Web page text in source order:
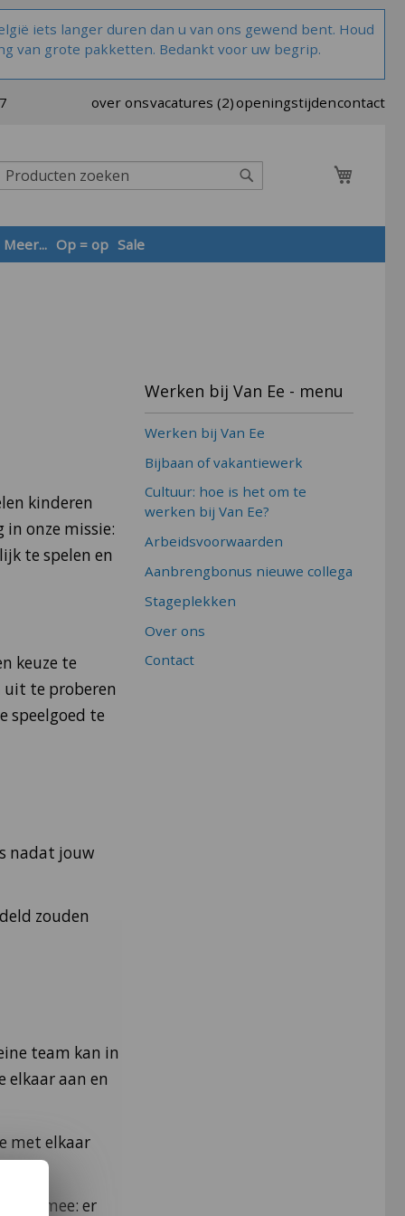
iets langer duren dan u van ons gewend bent. Houd
van grote pakketten. Bedankt voor uw begrip.
over onsvacatures (2)openingstijdencontact
Meer... Op = op Sale
kinderen
onze missie:
te spelen en
keuze te
uit te proberen
speelgoed te
nadat jouw
zouden
team kan in
elkaar aan en
met elkaar
zich mee: er
Werken bij Van Ee - menu
Werken bij Van Ee
Bijbaan of vakantiewerk
Cultuur: hoe is het om te
werken bij Van Ee?
Arbeidsvoorwaarden
Aanbrengbonus nieuwe collega
Stageplekken
Over ons
Contact